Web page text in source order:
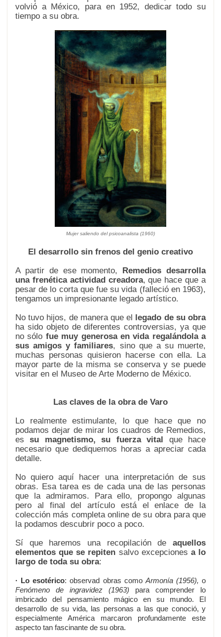
volvió a México, para en 1952, dedicar todo su
tiempo a su obra.
Mujer saliendo del psicoanalista (1960)
El desarrollo sin frenos del genio creativo
A partir de ese momento, Remedios desarrolla
una frenética actividad creadora, que hace que a
pesar de lo corta que fue su vida (falleció en 1963),
tengamos un impresionante legado artístico.
No tuvo hijos, de manera que el legado de su obra
ha sido objeto de diferentes controversias, ya que
no sólo fue muy generosa en vida regalándola a
sus amigos y familiares, sino que a su muerte,
muchas personas quisieron hacerse con ella. La
mayor parte de la misma se conserva y se puede
visitar en el Museo de Arte Moderno de México.
Las claves de la obra de Varo
Lo realmente estimulante, lo que hace que no
podamos dejar de mirar los cuadros de Remedios,
essu magnetismo, su fuerza vital que hace
necesario que dediquemos horas a apreciar cada
detalle.
No quiero aquí hacer una interpretación de sus
obras. Esa tarea es de cada una de las personas
que la admiramos. Para ello, propongo algunas
pero al final del artículo está el enlace de la
colección más completa online de su obra para que
la podamos descubrir poco a poco.
Sí que haremos una recopilación de aquellos
elementos que se repiten salvo excepciones a lo
largo de toda su obra:
· Lo esotérico: observad obras como Armonía (1956), o
Fenómeno de ingravidez (1963) para comprender lo
imbricado del pensamiento mágico en su mundo. El
desarrollo de su vida, las personas a las que conoció, y
especialmente América marcaron profundamente este
aspecto tan fascinante de su obra.